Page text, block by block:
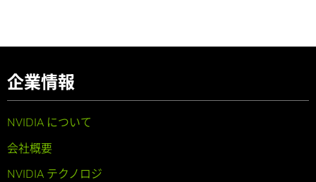
企業情報
NVIDIA について
会社概要
NVIDIA テクノロジ